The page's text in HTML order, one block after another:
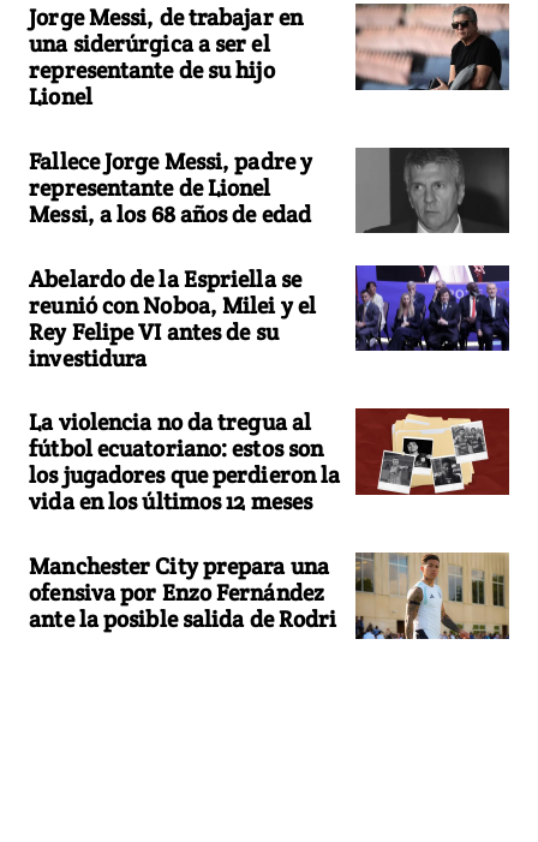
Jorge Messi, de trabajar en
una siderúrgica a ser el
representante de su hijo
Lionel
Fallece Jorge Messi, padre y
representante de Lionel
Messi, a los 68 años de edad
Abelardo de la Espriella se
reunió con Noboa, Milei y el
Rey Felipe VI antes de su
investidura
La violencia no da tregua al
fútbol ecuatoriano: estos son
los jugadores que perdieron la
vida en los últimos 12 meses
Manchester City prepara una
ofensiva por Enzo Fernández
ante la posible salida de Rodri